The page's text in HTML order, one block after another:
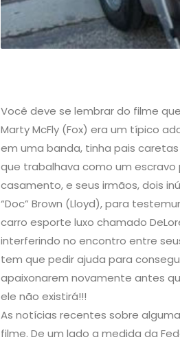
Você deve se lembrar do filme
Marty McFly (Fox) era um típico
em uma banda, tinha pais
que trabalhava como um escravo
casamento, e seus irmãos, dois
“Doc” Brown (Lloyd), para
carro esporte luxo chamado
interferindo no encontro entre
tem que pedir ajuda para
apaixonarem novamente antes
ele não existirá!!!
As notícias recentes sobre
filme. De um lado a medida da